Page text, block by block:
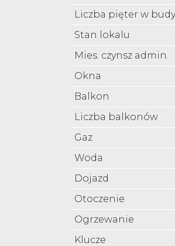
Liczba pięter w
Stan lokalu
Mies. czynsz admin.
Okna
Balkon
Liczba balkonów
Gaz
Woda
Dojazd
Otoczenie
Ogrzewanie
Klucze